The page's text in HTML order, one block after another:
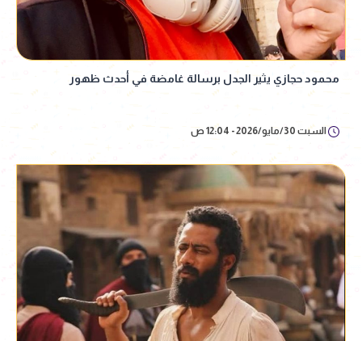
محمود حجازي يثير الجدل برسالة غامضة في أحدث ظهور
السبت 30/مايو/2026 - 12:04 ص